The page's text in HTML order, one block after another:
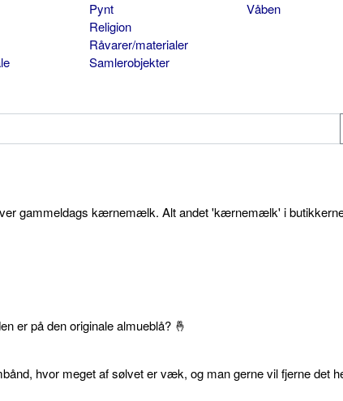
Pynt
Religion
Råvarer/materialer
Samlerobjekter
Våben
gammeldags kærnemælk. Alt andet 'kærnemælk' i
er på den originale almueblå? 🤞
hvor meget af sølvet er væk, og man gerne vil fjerne det